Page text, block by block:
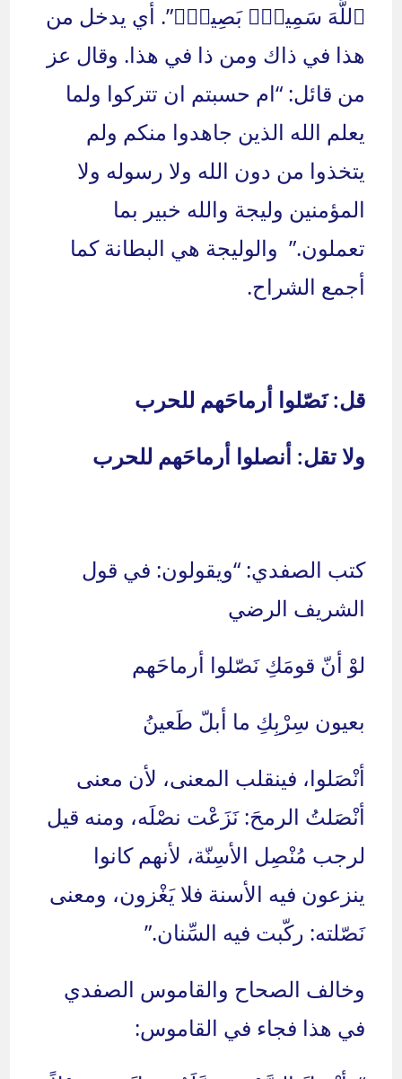
ٱللَّهَ سَمِيعٌۢ بَصِيرٌۭ”. أي يدخل من
هذا في ذاك ومن ذا في هذا. وقال عز
من قائل: “ام حسبتم ان تتركوا ولما
يعلم الله الذين جاهدوا منكم ولم
يتخذوا من دون الله ولا رسوله ولا
المؤمنين وليجة والله خبير بما
تعملون.” والوليجة هي البطانة كما
أجمع الشراح.
قل: نَصّلوا أرماحَهم للحرب
ولا تقل: أنصلوا أرماحَهم للحرب
كتب الصفدي: “ويقولون: في قول
الشريف الرضي
لوْ أنّ قومَكِ نَصّلوا أرماحَهم
بعيون سِرْبِكِ ما أبلّ طَعينُ
أنْصَلوا، فينقلب المعنى، لأن معنى
أنْصَلتُ الرمحَ: نَزَعْت نصْلَه، ومنه قيل
لرجب مُنْصِل الأسِنّة، لأنهم كانوا
ينزعون فيه الأسنة فلا يَغْزون، ومعنى
نَصّلته: ركّبت فيه السِّنان.”
وخالف الصحاح والقاموس الصفدي
في هذا فجاء في القاموس: